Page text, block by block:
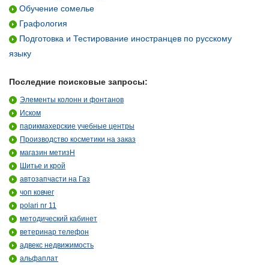
Обучение сомелье
Графология
Подготовка и Тестирование иностранцев по русскому
языку
Последние поисковые запросы:
Элементы колонн и фонтанов
Иском
парикмахерские учебные центры
Производство косметики на заказ
магазин метизH
Шитье и крой
автозапчасти на Газ
чоп ковчег
polari nr 11
методический кабинет
ветеринар телефон
адвекс недвижимость
альфаплат